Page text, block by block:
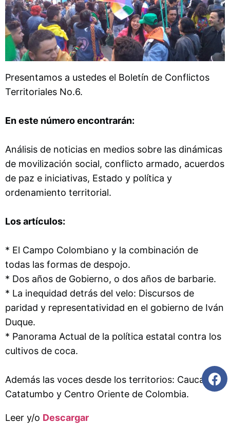
Presentamos a ustedes el Boletín de Conflictos
Territoriales No.6.
En este número encontrarán:
Análisis de noticias en medios sobre las dinámicas
de movilización social, conflicto armado, acuerdos
de paz e iniciativas, Estado y política y
ordenamiento territorial.
Los artículos:
* El Campo Colombiano y la combinación de
todas las formas de despojo.
* Dos años de Gobierno, o dos años de barbarie.
* La inequidad detrás del velo: Discursos de
paridad y representatividad en el gobierno de Iván
Duque.
* Panorama Actual de la política estatal contra los
cultivos de coca.
Además las voces desde los territorios: Cauca,
Catatumbo y Centro Oriente de Colombia.
Leer y/o Descargar